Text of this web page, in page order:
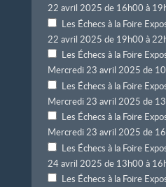
22 avril 2025 de 16h00 à
Les Échecs à la Foire
22 avril 2025 de 19h00 à
Les Échecs à la Foire
Mercredi 23 avril 2025 de
Les Échecs à la Foire
Mercredi 23 avril 2025 de
Les Échecs à la Foire
Mercredi 23 avril 2025 de
Les Échecs à la Foire
24 avril 2025 de 13h00 à
Les Échecs à la Foire